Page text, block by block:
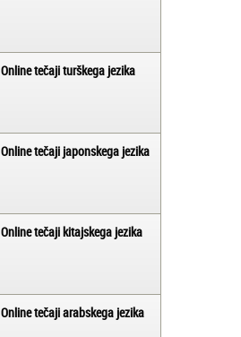
Online tečaji turškega jezika
Online tečaji japonskega jezika
Online tečaji kitajskega jezika
Online tečaji arabskega jezika